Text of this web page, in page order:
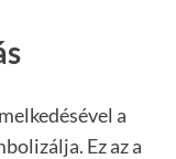
a
Ez az a